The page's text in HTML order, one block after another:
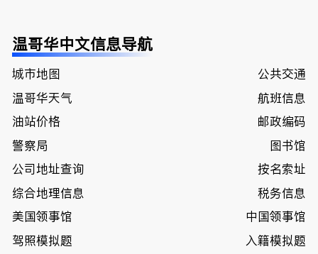
温哥华中文信息导航
城市地图
公共交通
温哥华天气
航班信息
油站价格
邮政编码
警察局
图书馆
公司地址查询
按名索址
综合地理信息
税务信息
美国领事馆
中国领事馆
驾照模拟题
入籍模拟题